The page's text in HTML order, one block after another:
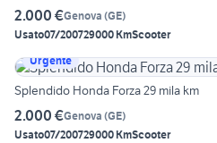
2.000 €Genova (GE)
Usato07/200729000 KmScooter
Urgente
Splendido Honda Forza 29 mila km
2.000 €Genova (GE)
Usato07/200729000 KmScooter